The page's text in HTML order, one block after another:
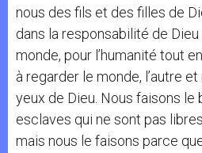
nous des fils et des filles de
dans la responsabilité de
monde, pour l’humanité tout
à regarder le monde, l’autre
yeux de Dieu. Nous faisons le
esclaves qui ne sont pas
mais nous le faisons parce